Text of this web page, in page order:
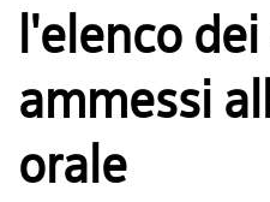
l'elenco
ammessi
orale